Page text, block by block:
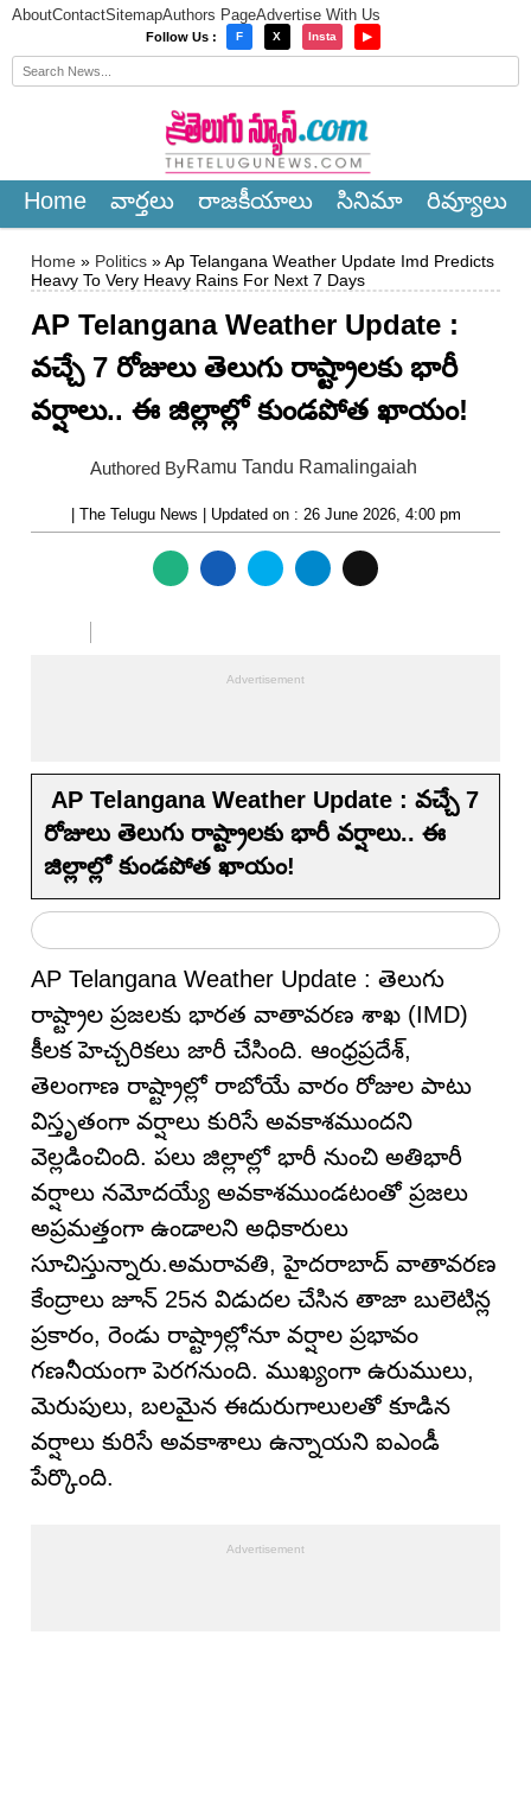
AboutContactSitemapAuthors PageAdvertise With Us
Follow Us : F X Insta ▶
Home వార్త‌లు రాజ‌కీయాలు సినిమా రివ్యూలు
Home » Politics » Ap Telangana Weather Update Imd Predicts
Heavy To Very Heavy Rains For Next 7 Days
AP Telangana Weather Update :
వచ్చే 7 రోజులు తెలుగు రాష్ట్రాలకు భారీ
వర్షాలు.. ఈ జిల్లాల్లో కుండపోత ఖాయం!
Authored ByRamu Tandu Ramalingaiah
| The Telugu News | Updated on : 26 June 2026, 4:00 pm
AP Telangana Weather Update : వచ్చే 7
రోజులు తెలుగు రాష్ట్రాలకు భారీ వర్షాలు.. ఈ
జిల్లాల్లో కుండపోత ఖాయం!
AP Telangana Weather Update : తెలుగు
రాష్ట్రాల ప్రజలకు భారత వాతావరణ శాఖ (IMD)
కీలక హెచ్చరికలు జారీ చేసింది. ఆంధ్రప్రదేశ్,
తెలంగాణ రాష్ట్రాల్లో రాబోయే వారం రోజుల పాటు
విస్తృతంగా వర్షాలు కురిసే అవకాశముందని
వెల్లడించింది. పలు జిల్లాల్లో భారీ నుంచి అతిభారీ
వర్షాలు నమోదయ్యే అవకాశముండటంతో ప్రజలు
అప్రమత్తంగా ఉండాలని అధికారులు
సూచిస్తున్నారు.అమరావతి, హైదరాబాద్ వాతావరణ
కేంద్రాలు జూన్ 25న విడుదల చేసిన తాజా బులెటిన్ల
ప్రకారం, రెండు రాష్ట్రాల్లోనూ వర్షాల ప్రభావం
గణనీయంగా పెరగనుంది. ముఖ్యంగా ఉరుములు,
మెరుపులు, బలమైన ఈదురుగాలులతో కూడిన
వర్షాలు కురిసే అవకాశాలు ఉన్నాయని ఐఎండీ
పేర్కొంది.